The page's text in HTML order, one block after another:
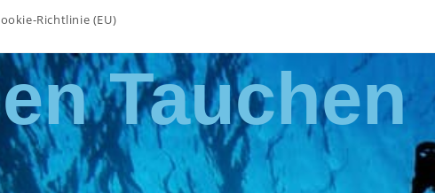
Richtlinie (EU)
Tauchen